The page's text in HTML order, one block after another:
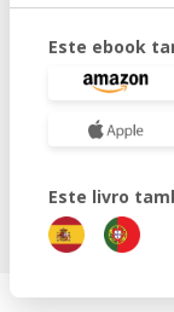
Este ebook
Este livro